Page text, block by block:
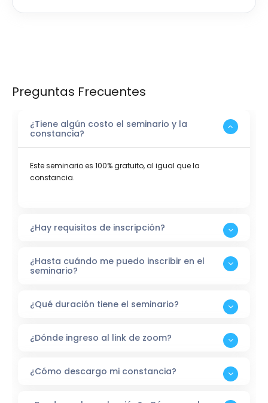
Preguntas Frecuentes
¿Tiene algún costo el seminario y la
constancia?
Este seminario es 100% gratuito, al igual que la
constancia.
¿Hay requisitos de inscripción?
¿Hasta cuándo me puedo inscribir en el
seminario?
¿Qué duración tiene el seminario?
¿Dónde ingreso al link de zoom?
¿Cómo descargo mi constancia?